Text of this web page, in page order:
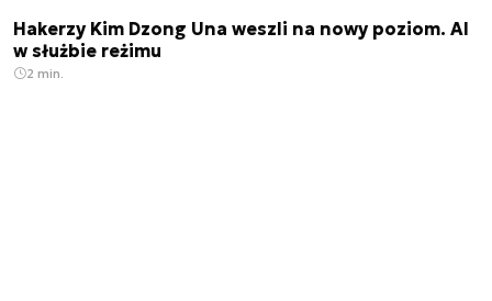
Hakerzy Kim Dzong Una weszli na nowy poziom. AI
w służbie reżimu
2 min.